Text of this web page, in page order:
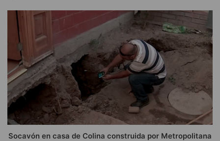
Socavón en casa de Colina construida por Metropolitana